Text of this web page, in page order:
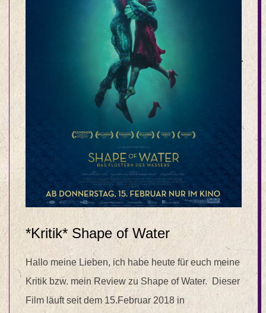
*Kritik* Shape of Water
Hallo meine Lieben, ich habe heute für euch meine
Kritik bzw. mein Review zu Shape of Water. Dieser
Film läuft seit dem 15.Februar 2018 in